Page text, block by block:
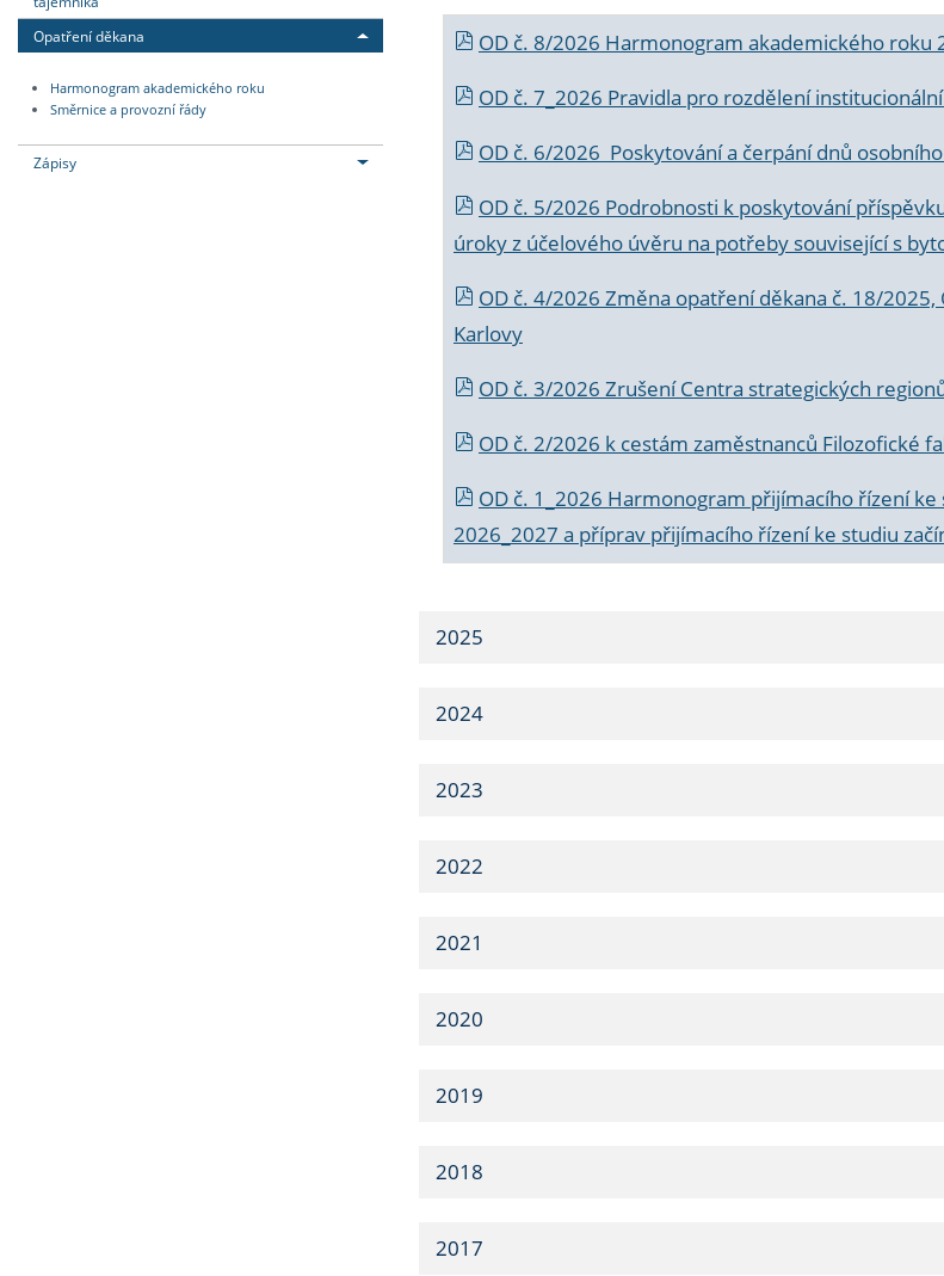
Opatření děkana
Harmonogram akademického roku
Směrnice a provozní řády
Zápisy
OD č. 8/2026 Harmonogram akademického roku
OD č. 7_2026 Pravidla pro rozdělení
OD č. 6/2026 Poskytování a čerpání dnů
OD č. 5/2026 Podrobnosti k poskytování
úroky z účelového úvěru na potřeby související s
OD č. 4/2026 Změna opatření děkana č. 18/
Karlovy
OD č. 3/2026 Zrušení Centra strategických
OD č. 2/2026 k cestám zaměstnanců Filozofické
OD č. 1_2026 Harmonogram přijímacího řízení
2026_2027 a příprav přijímacího řízení ke studiu
2025
2024
2023
2022
2021
2020
2019
2018
2017